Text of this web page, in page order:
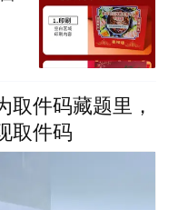
取件码藏题里，
取件码